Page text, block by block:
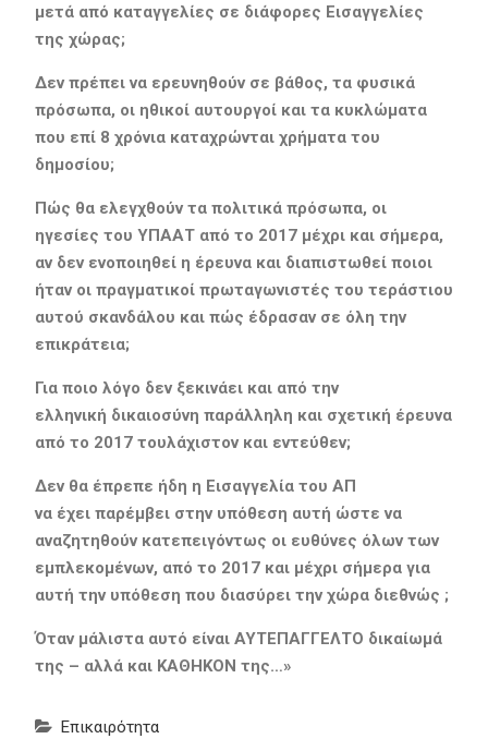
μετά από καταγγελίες σε διάφορες Εισαγγελίες
της χώρας;
Δεν πρέπει να ερευνηθούν σε βάθος, τα φυσικά
πρόσωπα, οι ηθικοί αυτουργοί και τα κυκλώματα
που επί 8 χρόνια καταχρώνται χρήματα του
δημοσίου;
Πώς θα ελεγχθούν τα πολιτικά πρόσωπα, οι
ηγεσίες του ΥΠΑΑΤ από το 2017 μέχρι και σήμερα,
αν δεν ενοποιηθεί η έρευνα και διαπιστωθεί ποιοι
ήταν οι πραγματικοί πρωταγωνιστές του τεράστιου
αυτού σκανδάλου και πώς έδρασαν σε όλη την
επικράτεια;
Για ποιο λόγο δεν ξεκινάει και από την
ελληνική δικαιοσύνη παράλληλη και σχετική έρευνα
από το 2017 τουλάχιστον και εντεύθεν;
Δεν θα έπρεπε ήδη η Εισαγγελία του ΑΠ
να έχει παρέμβει στην υπόθεση αυτή ώστε να
αναζητηθούν κατεπειγόντως οι ευθύνες όλων των
εμπλεκομένων, από το 2017 και μέχρι σήμερα για
αυτή την υπόθεση που διασύρει την χώρα διεθνώς ;
Όταν μάλιστα αυτό είναι ΑΥΤΕΠΑΓΓΕΛΤΟ δικαίωμά
της – αλλά και ΚΑΘΗΚΟΝ της…»
Επικαιρότητα